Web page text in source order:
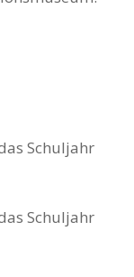
Schuljahr
Schuljahr